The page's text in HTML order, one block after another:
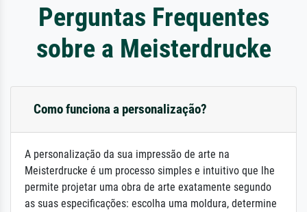
Perguntas Frequentes
sobre a Meisterdrucke
Como funciona a personalização?
A personalização da sua impressão de arte na
Meisterdrucke é um processo simples e intuitivo que lhe
permite projetar uma obra de arte exatamente segundo
as suas especificações: escolha uma moldura, determine